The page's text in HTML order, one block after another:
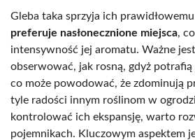
Gleba taka sprzyja ich
preferuje nasłonecznione miejsca,
intensywność jej aromatu. Ważne
obserwować, jak rosną, gdyż potrafią
co może powodować, że zdominują
tyle radości innym roślinom w
kontrolować ich ekspansję, warto
pojemnikach. Kluczowym aspektem